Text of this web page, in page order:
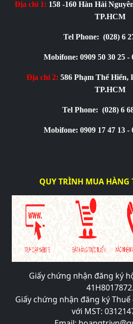
Địa chỉ 1: 158 -160 Hàn Hải
TP.HCM
Tel Phone: (028) 6
Mobifone: 0909 50 30 25 -
Địa chỉ 2: 586 Phạm Thế Hiển,
TP.HCM
Tel Phone: (028) 6
Mobifone: 0909 17 47 13 -
QUY TRÌNH MUA HÀNG
Giấy chứng nhận đăng ký
41H8017872.
Giấy chứng nhận đăng ký Thuế
với MST: